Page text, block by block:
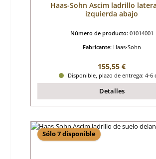
Haas-Sohn Ascim ladrillo
izquierda abajo
Número de producto: 01014001
Fabricante: Haas-Sohn
Precio normal:
155,55 €
Disponible, plazo de entrega: 4-6
Detalles
Sólo 7 disponible